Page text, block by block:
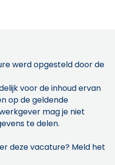
werd opgesteld door de
voor de inhoud ervan
op de geldende
mag je niet
te delen.
deze vacature? Meld het